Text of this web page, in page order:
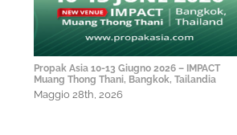
Propak Asia 10-13 Giugno 2026 – IMPACT
Muang Thong Thani, Bangkok, Tailandia
Maggio 28th, 2026